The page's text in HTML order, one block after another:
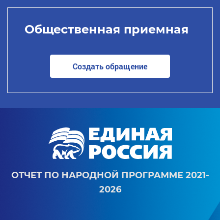
Общественная приемная
Создать обращение
ОТЧЕТ ПО НАРОДНОЙ ПРОГРАММЕ 2021-
2026